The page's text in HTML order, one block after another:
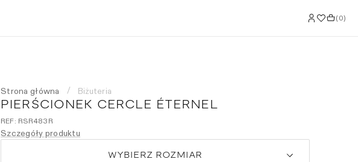
(0)
Strona główna / Biżuteria
PIERŚCIONEK CERCLE ÉTERNEL
REF: RSR483R
Szczegóły produktu
WYBIERZ ROZMIAR